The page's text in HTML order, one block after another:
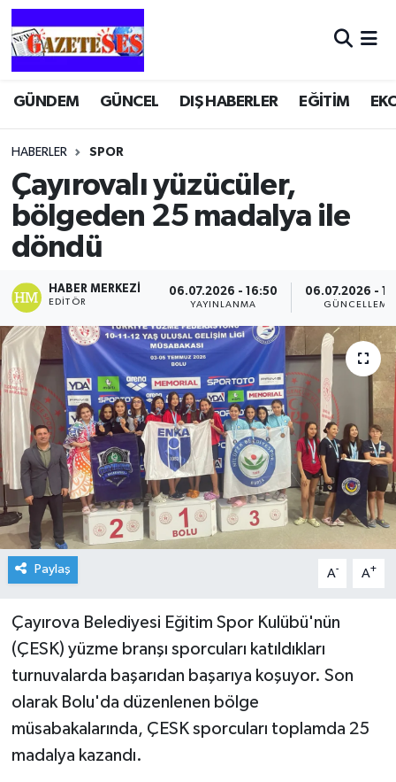
GÜNDEM GÜNCEL DIŞ HABERLER EĞİTİM
HABERLER SPOR
Çayırovalı yüzücüler,
bölgeden 25 madalya ile
döndü
HABER MERKEZI
EDITÖR
06.07.2026 - 16:50
YAYINLANMA
06.07.2026 -
GÜNCELLEME
Paylaş A- A+
Çayırova Belediyesi Eğitim Spor Kulübü'nün
(ÇESK) yüzme branşı sporcuları katıldıkları
turnuvalarda başarıdan başarıya koşuyor. Son
olarak Bolu'da düzenlenen bölge
müsabakalarında, ÇESK sporcuları toplamda 25
madalya kazandı.